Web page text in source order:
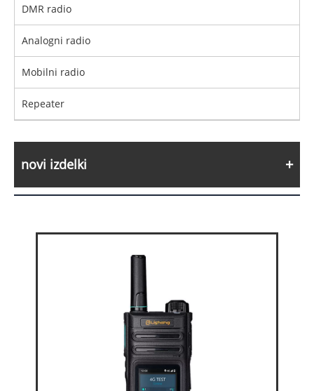
DMR radio
Analogni radio
Mobilni radio
Repeater
novi izdelki